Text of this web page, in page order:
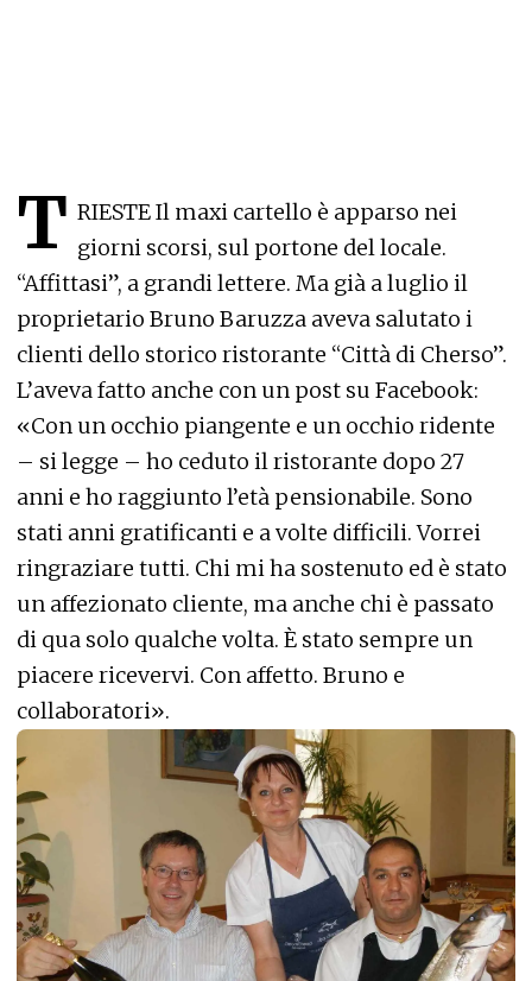
T RIESTE Il maxi cartello è apparso nei
giorni scorsi, sul portone del locale.
“Affittasi”, a grandi lettere. Ma già a luglio il
proprietario Bruno Baruzza aveva salutato i
clienti dello storico ristorante “Città di Cherso”.
L’aveva fatto anche con un post su Facebook:
«Con un occhio piangente e un occhio ridente
– si legge – ho ceduto il ristorante dopo 27
anni e ho raggiunto l’età pensionabile. Sono
stati anni gratificanti e a volte difficili. Vorrei
ringraziare tutti. Chi mi ha sostenuto ed è stato
un affezionato cliente, ma anche chi è passato
di qua solo qualche volta. È stato sempre un
piacere ricevervi. Con affetto. Bruno e
collaboratori».